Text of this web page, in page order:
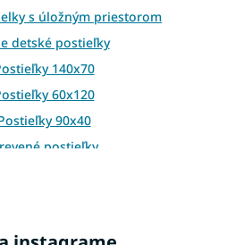
k
y
v
ý
p
i
s
u
s úložným priestorom
detské postieľky
140x70
60x120
90x40
postieľky